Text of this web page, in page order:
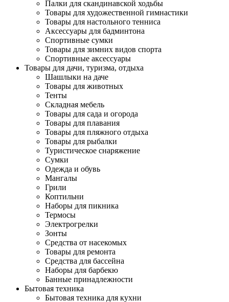
Палки для скандинавской ходьбы
Товары для художественной гимнастики
Товары для настольного тенниса
Аксессуары для бадминтона
Спортивные сумки
Товары для зимних видов спорта
Спортивные аксессуары
Товары для дачи, туризма, отдыха
Шашлыки на даче
Товары для животных
Тенты
Складная мебель
Товары для сада и огорода
Товары для плавания
Товары для пляжного отдыха
Товары для рыбалки
Туристическое снаряжение
Сумки
Одежда и обувь
Мангалы
Грили
Коптильни
Наборы для пикника
Термосы
Электрогрелки
Зонты
Средства от насекомых
Товары для ремонта
Средства для бассейна
Наборы для барбекю
Банные принадлежности
Бытовая техника
Бытовая техника для кухни